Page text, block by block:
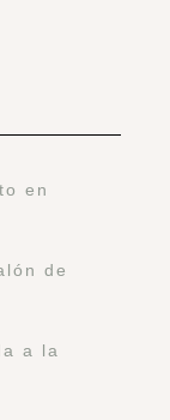
en
de
a la